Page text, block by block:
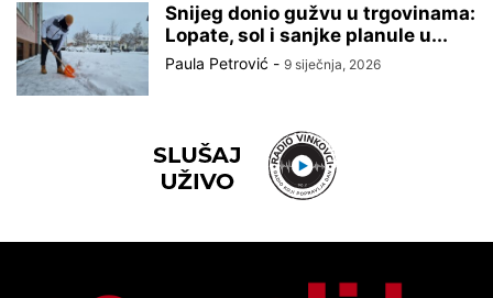
Snijeg donio gužvu u trgovinama:
Lopate, sol i sanjke planule u...
Paula Petrović - 9 siječnja, 2026